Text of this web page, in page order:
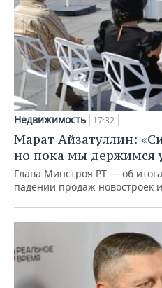
Недвижимость 17:32
Марат Айзатуллин:
но пока мы держимся
Глава Минстроя РТ — об
падении продаж новостроек